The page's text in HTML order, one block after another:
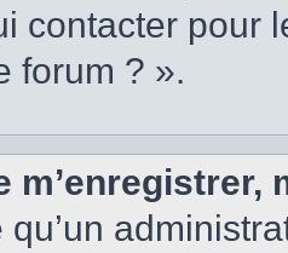
contacter pour
forum ? ».
m’enregistrer,
qu’un